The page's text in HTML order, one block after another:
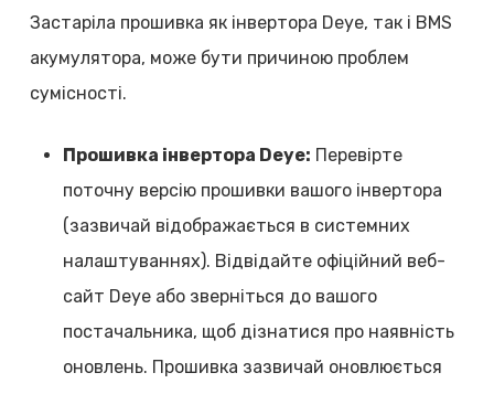
Застаріла прошивка як інвертора Deye, так і BMS
акумулятора, може бути причиною проблем
сумісності.
Прошивка інвертора Deye: Перевірте
поточну версію прошивки вашого інвертора
(зазвичай відображається в системних
налаштуваннях). Відвідайте офіційний веб-
сайт Deye або зверніться до вашого
постачальника, щоб дізнатися про наявність
оновлень. Прошивка зазвичай оновлюється